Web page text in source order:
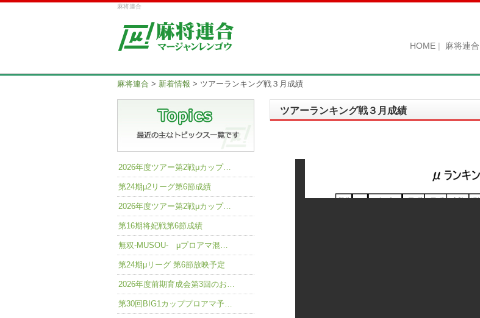
麻将連合
HOME 麻将連合
麻将連合 > 新着情報 > ツアーランキング戦３月成績
ツアーランキング戦３月成績
2026年度ツアー第2戦μカップ…
第24期μ2リーグ第6節成績
2026年度ツアー第2戦μカップ…
第16期将妃戦第6節成績
無双-MUSOU- μプロアマ混…
第24期μリーグ 第6節放映予定
2026年度前期育成会第3回のお…
第30回BIG1カッププロアマ予…